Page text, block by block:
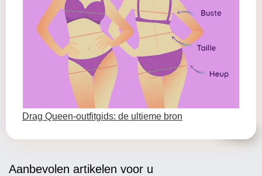
Drag Queen-outfitgids: de ultieme bron
Aanbevolen artikelen voor u